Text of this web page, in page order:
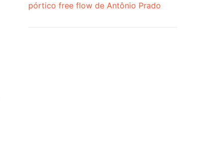
pórtico free flow de Antônio Prado